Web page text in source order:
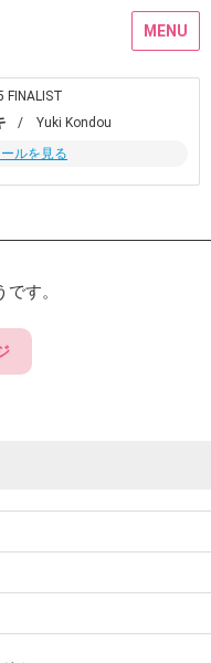
MENU
FINALIST
/ Yuki Kondou
ルを見る
す。